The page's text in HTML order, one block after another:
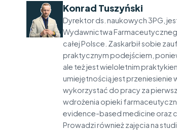
Konrad Tuszyński
Dyrektor ds. naukowych 3PG,
Wydawnictwa
całej Polsce. Zaskarbił sobie
praktycznym podejściem,
ale też jest wieloletnim
umiejętnością jest przeniesienie
wykorzystać do pracy za
wdrożenia opieki
evidence-based medicine oraz
Prowadzi również zajęcia na